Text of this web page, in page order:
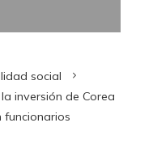
social
inversión de Corea
funcionarios